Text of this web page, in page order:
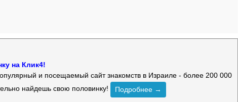
на Клик4!
и посещаемый сайт знакомств в Израиле - более 200 000
найдешь свою половинку!
Подробнее →